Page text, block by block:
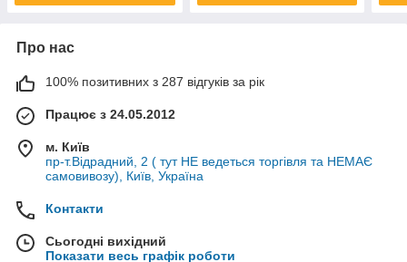
Про нас
100% позитивних з 287 відгуків за рік
Працює з 24.05.2012
м. Київ
пр-т.Відрадний, 2 ( тут НЕ ведеться торгівля та НЕМАЄ
самовивозу), Київ, Україна
Контакти
Сьогодні вихідний
Показати весь графік роботи